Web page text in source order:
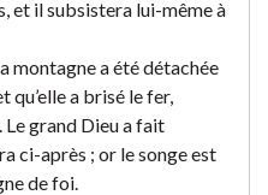
et il subsistera lui-même à
montagne a été détachée
qu’elle a brisé le fer,
Le grand Dieu a fait
ci-après ; or le songe est
de foi.